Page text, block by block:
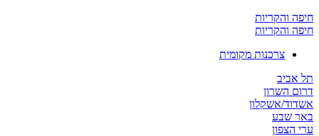
והקריות
והקריות
צרכנות מקומית
אביב
השרון
אשקלון
שבע
הצפון